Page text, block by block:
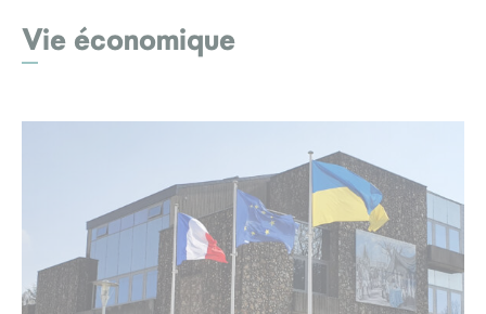
Vie économique